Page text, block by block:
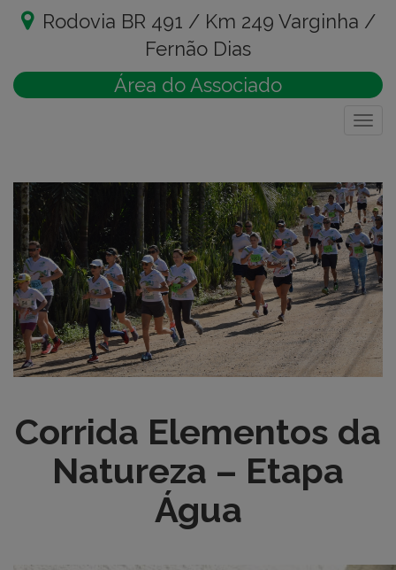
Rodovia BR 491 / Km 249 Varginha /
Fernão Dias
Área do Associado
Corrida Elementos da
Natureza – Etapa
Água